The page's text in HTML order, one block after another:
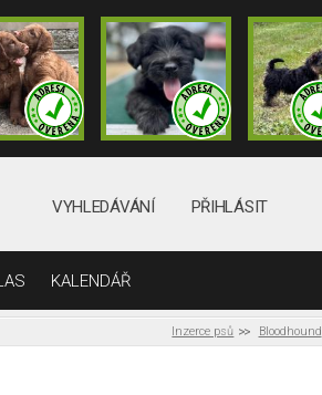
VYHLEDÁVÁNÍ PŘIHLÁSIT
KALENDÁŘ
Inzerce psů Bloodhound